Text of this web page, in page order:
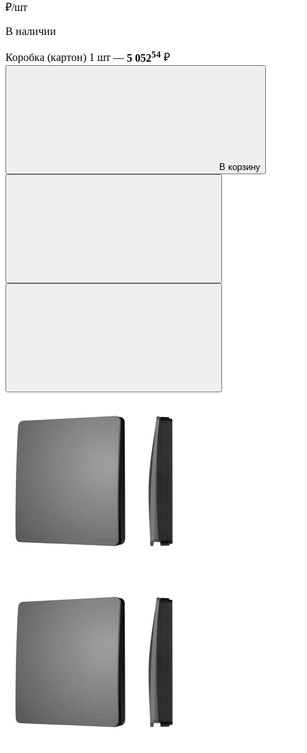
₽/шт
В наличии
Коробка (картон) 1 шт — 5 05254 ₽
В корзину